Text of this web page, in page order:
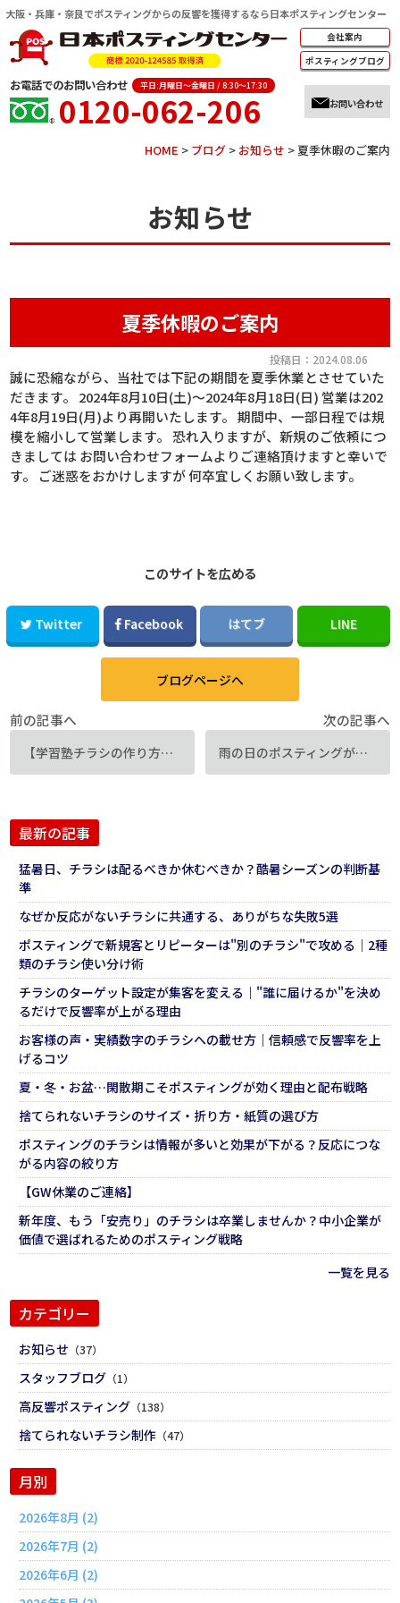
大阪・兵庫・奈良でポスティングからの反響を獲得するなら日本ポスティングセンター
会社案内
ポスティングブログ
お電話でのお問い合わせ 平日:月曜日～金曜日 / 8:30～17:30
0120-062-206 お問い合わせ
HOME > ブログ> お知らせ >夏季休暇のご案内
お知らせ
夏季休暇のご案内
投稿日：2024.08.06
誠に恐縮ながら、当社では下記の期間を夏季休業とさせていた
だきます。 2024年8月10日(土)～2024年8月18日(日) 営業は202
4年8月19日(月)より再開いたします。 期間中、一部日程では規
模を縮小して営業します。 恐れ入りますが、新規のご依頼につ
きましては お問い合わせフォームよりご連絡頂けますと幸いで
す。 ご迷惑をおかけしますが 何卒宜しくお願い致します。
このサイトを広める
Twitter Facebook はてブ LINE
ブログページへ
前の記事へ
【学習塾チラシの作り方】生徒を増やすキャッチコピーとは？
次の記事へ
雨の日のポスティングが丸わかり！必要な準備と活躍アイテムを紹介
最新の記事
猛暑日、チラシは配るべきか休むべきか？酷暑シーズンの判断基
準
なぜか反応がないチラシに共通する、ありがちな失敗5選
ポスティングで新規客とリピーターは"別のチラシ"で攻める｜2種
類のチラシ使い分け術
チラシのターゲット設定が集客を変える｜"誰に届けるか"を決め
るだけで反響率が上がる理由
お客様の声・実績数字のチラシへの載せ方｜信頼感で反響率を上
げるコツ
夏・冬・お盆…閑散期こそポスティングが効く理由と配布戦略
捨てられないチラシのサイズ・折り方・紙質の選び方
ポスティングのチラシは情報が多いと効果が下がる？反応につな
がる内容の絞り方
【GW休業のご連絡】
新年度、もう「安売り」のチラシは卒業しませんか？中小企業が
価値で選ばれるためのポスティング戦略
一覧を見る
カテゴリー
お知らせ （37）
スタッフブログ （1）
高反響ポスティング （138）
捨てられないチラシ制作 （47）
月別
2026年8月 (2)
2026年7月 (2)
2026年6月 (2)